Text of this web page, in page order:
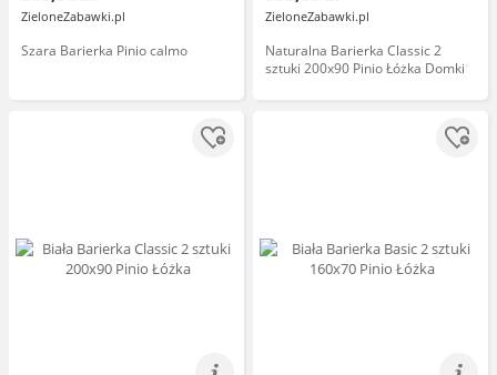
ZieloneZabawki.pl
Szara Barierka Pinio calmo
ZieloneZabawki.pl
Naturalna Barierka Classic 2
sztuki 200x90 Pinio Łóżka Domki